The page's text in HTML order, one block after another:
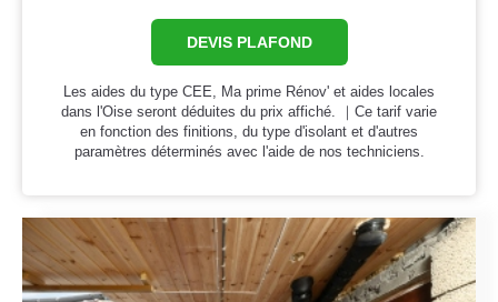
DEVIS PLAFOND
Les aides du type CEE, Ma prime Rénov' et aides locales
dans l'Oise seront déduites du prix affiché. ｜Ce tarif varie
en fonction des finitions, du type d'isolant et d'autres
paramètres déterminés avec l'aide de nos techniciens.